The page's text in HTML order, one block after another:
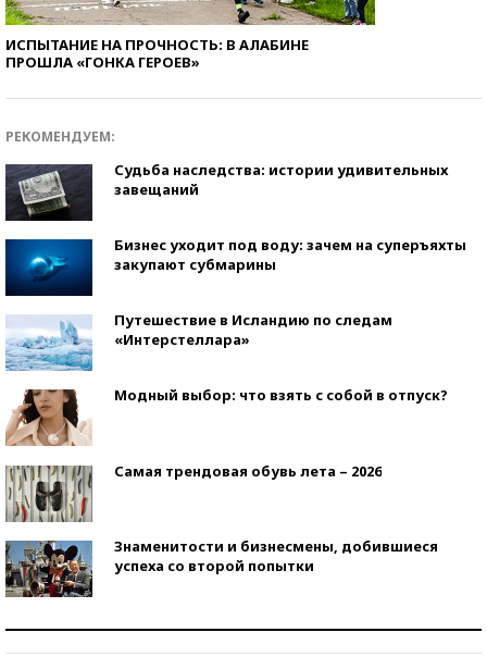
ИСПЫТАНИЕ НА ПРОЧНОСТЬ: В АЛАБИНЕ
ПРОШЛА «ГОНКА ГЕРОЕВ»
РЕКОМЕНДУЕМ:
Судьба наследства: истории удивительных
завещаний
Бизнес уходит под воду: зачем на суперъяхты
закупают субмарины
Путешествие в Исландию по следам
«Интерстеллара»
Модный выбор: что взять с собой в отпуск?
Самая трендовая обувь лета – 2026
Знаменитости и бизнесмены, добившиеся
успеха со второй попытки